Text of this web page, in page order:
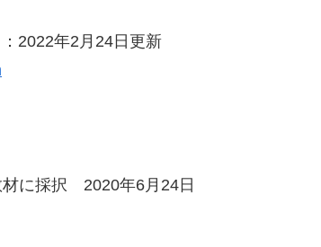
2022年2月24日更新
材に採択 2020年6月24日